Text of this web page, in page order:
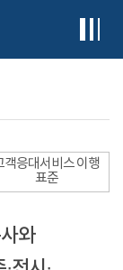
객응대서비스 이행
표준
와